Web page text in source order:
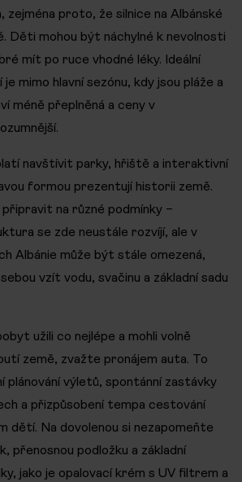
zejména proto, že silnice na Albánské
Děti mohou být náchylné k nevolnosti
mít po ruce vhodné léky. Ideální
mimo hlavní sezónu, kdy jsou pláže a
méně přeplněná a ceny v
navštívit parky, hřiště a interaktivní
formou prezentují historii země.
na různé podmínky –
se zde neustále rozvíjí, ale v
Albánie může být stále omezená,
vzít vodu, svačinu a základní sadu
užili co nejlépe a mohli volně
země, zvažte pronájem auta. To
plánování výletů, spontánní zastávky
a přizpůsobení tempa cestování
dětí. Na dovolenou si nezapomeňte
přenosnou podložku a základní
jako je opalovací krém s UV filtrem a